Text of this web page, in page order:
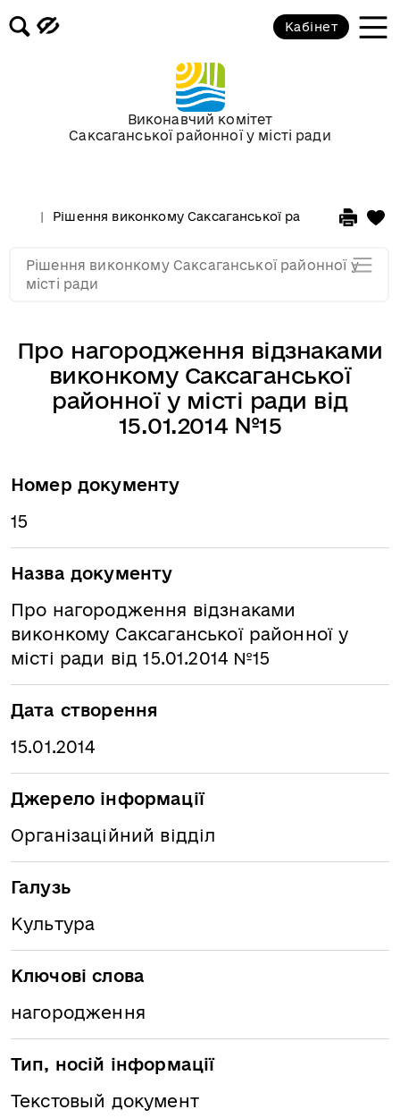
Виконавчий комітет
Саксаганської районної у місті ради
Кабінет
Рішення виконкому Саксаганської районної у місті
Про нагородження відзнаками
виконкому Саксаганської
районної у місті ради від
15.01.2014 №15
Номер документу
15
Назва документу
Про нагородження відзнаками
виконкому Саксаганської районної у
місті ради від 15.01.2014 №15
Дата створення
15.01.2014
Джерело інформації
Організаційний відділ
Галузь
Культура
Ключові слова
нагородження
Тип, носій інформації
Текстовый документ
Рішення виконкому Саксаганської районної у
місті ради
січня 2014 року
Засідання за 2013 рік
Засідання за 2011
Засідання за 2010